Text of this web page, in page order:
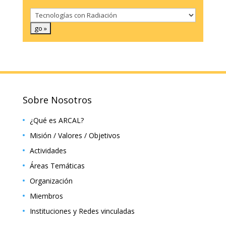
Sobre Nosotros
¿Qué es ARCAL?
Misión / Valores / Objetivos
Actividades
Áreas Temáticas
Organización
Miembros
Instituciones y Redes vinculadas